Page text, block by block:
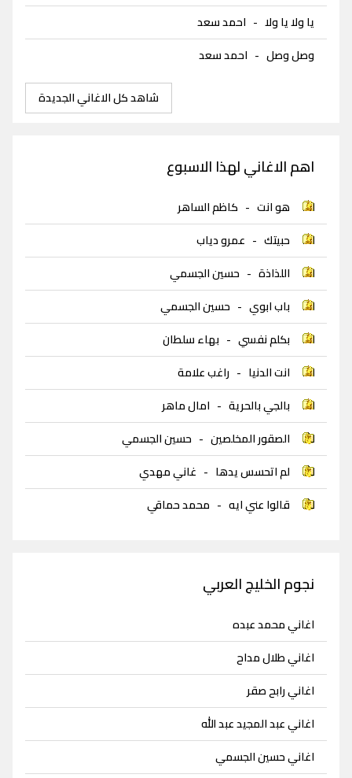
يا ولا يا ولا - احمد سعد
وصل وصل - احمد سعد
شاهد كل الاغاني الجديدة
اهم الاغاني لهذا الاسبوع
هو انت - كاظم الساهر
حبيتك - عمرو دياب
اللذاذة - حسين الجسمي
باب ابوي - حسين الجسمي
بكلم نفسي - بهاء سلطان
انت الدنيا - راغب علامة
بالجي بالحرية - امال ماهر
الصقور المخلصين - حسين الجسمي
لم اتحسس يدها - غاني مهدي
قالوا عني ايه - محمد حماقي
نجوم الخليج العربي
اغاني محمد عبده
اغاني طلال مداح
اغاني رابح صقر
اغاني عبد المجيد عبد الله
اغاني حسين الجسمي